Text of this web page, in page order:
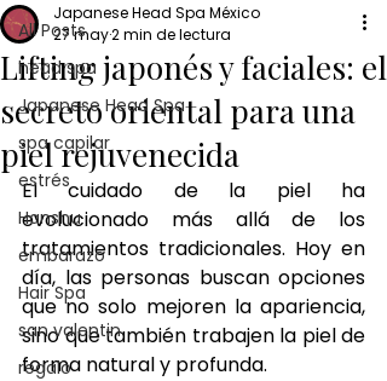
All Posts
head spa
Japanese Head Spa
spa capilar
estrés
Hanshu
embarazo
Hair Spa
san valentin
regalo
Lifting japonés y faciales: el
secreto oriental para una
piel rejuvenecida
Japanese Head Spa México
27 may2 min de lectura
El cuidado de la piel ha
evolucionado más allá de los
tratamientos tradicionales. Hoy en
día, las personas buscan opciones
que no solo mejoren la apariencia,
sino que también trabajen la piel de
forma natural y profunda.